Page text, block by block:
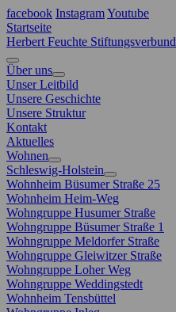
facebook InstagramYoutube
Startseite
Herbert Feuchte Stiftungsverbund
Über uns
Unser Leitbild
Unsere Geschichte
Unsere Struktur
Kontakt
Aktuelles
Wohnen
Schleswig-Holstein
Wohnheim Büsumer Straße 25
Wohnheim Heim-Weg
Wohngruppe Husumer Straße
Wohngruppe Büsumer Straße 1
Wohngruppe Meldorfer Straße
Wohngruppe Gleiwitzer Straße
Wohngruppe Loher Weg
Wohngruppe Weddingstedt
Wohnheim Tensbüttel